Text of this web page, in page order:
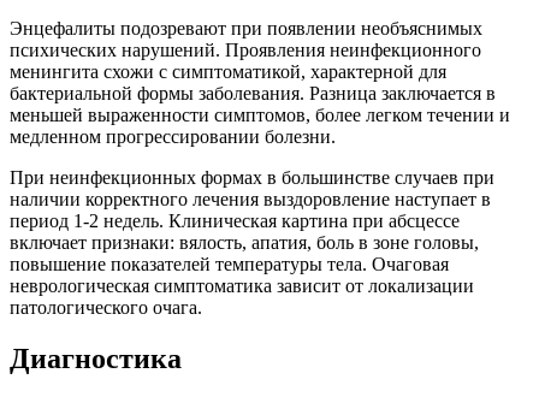
Энцефалиты подозревают при появлении необъяснимых
психических нарушений. Проявления неинфекционного
менингита схожи с симптоматикой, характерной для
бактериальной формы заболевания. Разница заключается в
меньшей выраженности симптомов, более легком течении и
медленном прогрессировании болезни.
При неинфекционных формах в большинстве случаев при
наличии корректного лечения выздоровление наступает в
период 1-2 недель. Клиническая картина при абсцессе
включает признаки: вялость, апатия, боль в зоне головы,
повышение показателей температуры тела. Очаговая
неврологическая симптоматика зависит от локализации
патологического очага.
Диагностика